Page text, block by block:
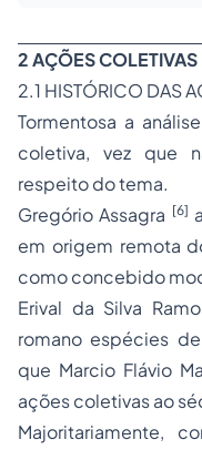
2 AÇÕES COLETIVAS
2.1 HISTÓRICO DAS
Tormentosa a
coletiva, vez que
respeito do tema.
Gregório Assagra [6]
em origem remota
como concebido
Erival da Silva
romano espécies
que Marcio Flávio
ações coletivas ao
Majoritariamente,